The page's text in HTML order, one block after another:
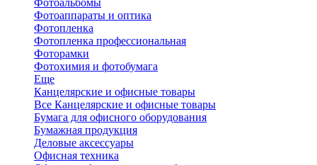
Фотоальбомы
Фотоаппараты и оптика
Фотопленка
Фотопленка профессиональная
Фоторамки
Фотохимия и фотобумага
Еще
Канцелярские и офисные товары
Все Канцелярские и офисные товары
Бумага для офисного оборудования
Бумажная продукция
Деловые аксессуары
Офисная техника